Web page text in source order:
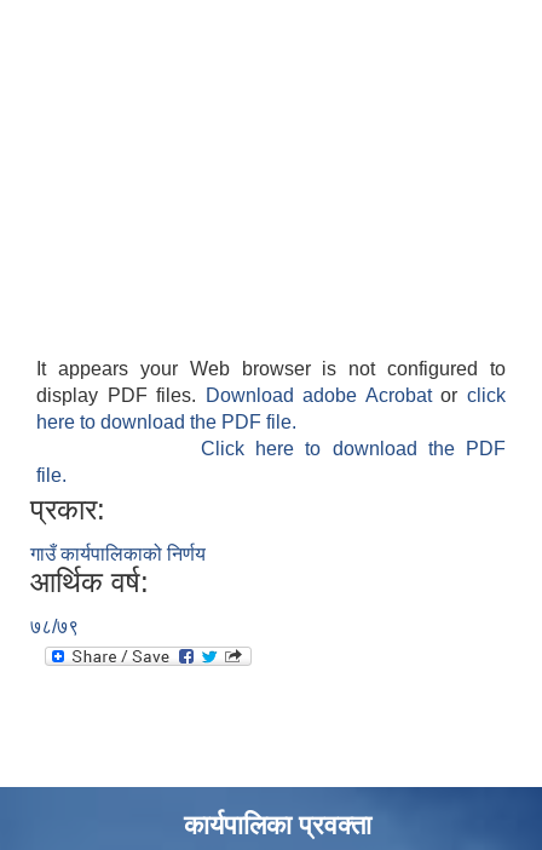
It appears your Web browser is not configured to
display PDF files.
Download adobe Acrobatorclick
here to download the PDF file.
Click here to download the PDF
file.
प्रकार:
गाउँ कार्यपालिकाको निर्णय
आर्थिक वर्ष:
७८/७९
कार्यपालिका प्रवक्ता